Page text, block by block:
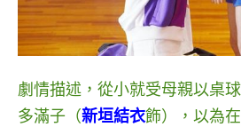
劇情描述，從小就受母親以桌
多滿子（新垣結衣飾），以為